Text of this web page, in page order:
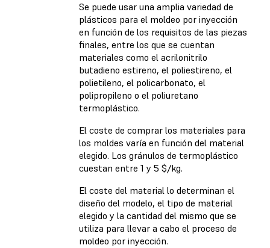
Se puede usar una amplia variedad de
plásticos para el moldeo por inyección
en función de los requisitos de las piezas
finales, entre los que se cuentan
materiales como el acrilonitrilo
butadieno estireno, el poliestireno, el
polietileno, el policarbonato, el
polipropileno o el poliuretano
termoplástico.
El coste de comprar los materiales para
los moldes varía en función del material
elegido. Los gránulos de termoplástico
cuestan entre 1 y 5 $/kg.
El coste del material lo determinan el
diseño del modelo, el tipo de material
elegido y la cantidad del mismo que se
utiliza para llevar a cabo el proceso de
moldeo por inyección.